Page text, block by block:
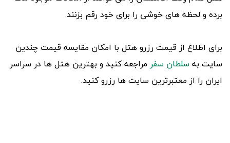
برده و لحظه های خوشی را برای خود رقم بزنند.
برای اطلاع از قیمت رزرو هتل با امکان مقایسه قیمت چندین
سایت به سلطان سفر مراجعه کنید و بهترین هتل ها در سراسر
ایران را از معتبرترین سایت ها رزرو کنید.